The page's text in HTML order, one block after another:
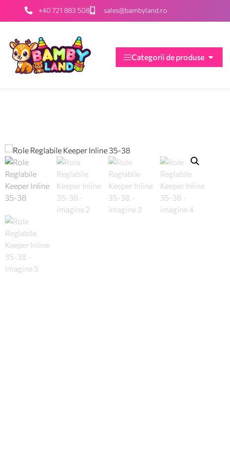
+40 721 883 508 sales@bambyland.ro
Categorii de produse